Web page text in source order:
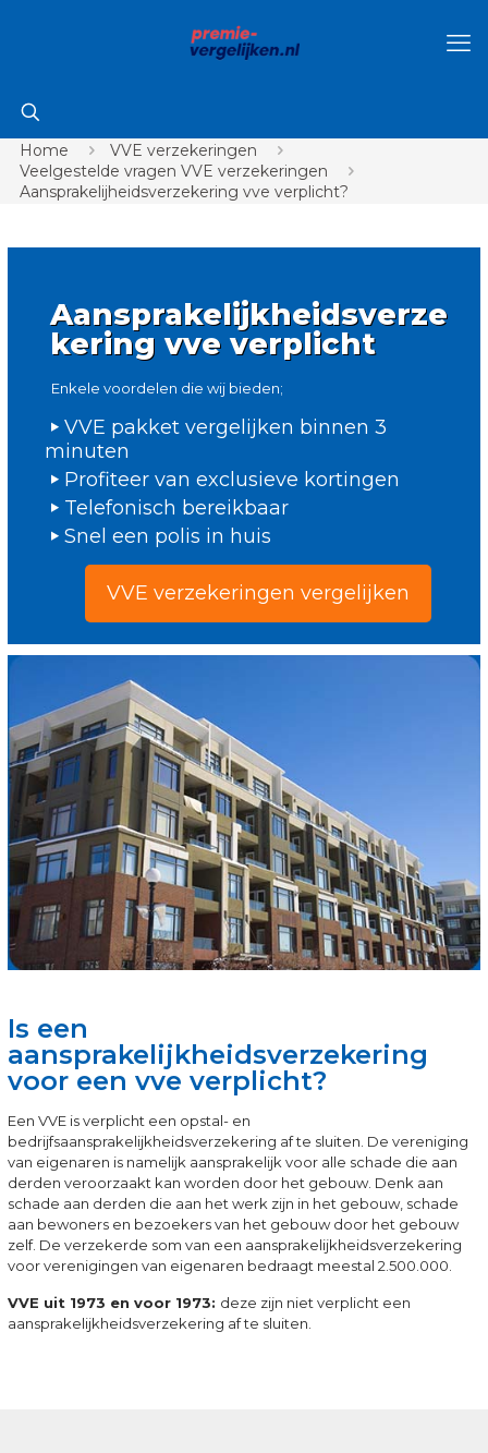
Home
VVE verzekeringen
Veelgestelde vragen VVE verzekeringen
Aansprakelijheidsverzekering vve verplicht?
Aansprakelijkheidsverze
kering vve verplicht
Enkele voordelen die wij bieden;
VVE pakket vergelijken binnen 3
minuten
Profiteer van exclusieve kortingen
Telefonisch bereikbaar
Snel een polis in huis
VVE verzekeringen vergelijken
Is een
aansprakelijkheidsverzekering
voor een vve verplicht?
Een VVE is verplicht een opstal- en
bedrijfsaansprakelijkheidsverzekering af te sluiten. De vereniging
van eigenaren is namelijk aansprakelijk voor alle schade die aan
derden veroorzaakt kan worden door het gebouw. Denk aan
schade aan derden die aan het werk zijn in het gebouw, schade
aan bewoners en bezoekers van het gebouw door het gebouw
zelf. De verzekerde som van een aansprakelijkheidsverzekering
voor verenigingen van eigenaren bedraagt meestal 2.500.000.
VVE uit 1973 en voor 1973: deze zijn niet verplicht een
aansprakelijkheidsverzekering af te sluiten.